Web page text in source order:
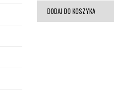
DODAJ DO KOSZYKA